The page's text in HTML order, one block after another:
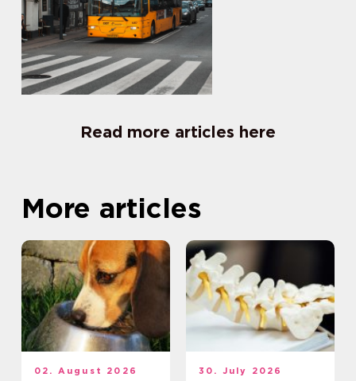
Read more articles here
More articles
02. August 2026 30. July 2026